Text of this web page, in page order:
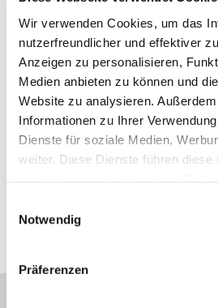
Wir verwenden Cookies, um das
nutzerfreundlicher und effektiver
Anzeigen zu personalisieren,
Medien anbieten zu können und
Website zu analysieren.
Informationen zu Ihrer
Dienste für soziale Medien,
weiter. Diese Dienste führen diese
Nutzung der Dienste gesammelt
Notwendig
Präferenzen
“Musterdokumente zum
Dort werden alle verfügbaren
werden.
Musterdokumente
Hinweis: Das Vertragsmuster
jeweils an das konkrete